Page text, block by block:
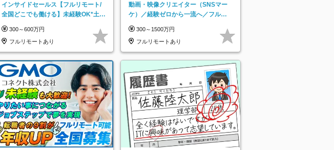
インサイドセールス【フルリモート/
全国どこでも働ける】未経験OK*土日
300～600万円
フルリモートあり
動画・映像クリエイター（SNSマー
ケ）／経験ゼロから一流へ／フルリ
日以上
300～1500万円
フルリモートあり